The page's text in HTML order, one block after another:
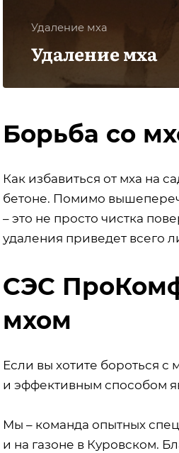
Удаление мха
Удаление мха
Борьба со
Как избавиться от мха на
бетоне. Помимо
– это не просто чистка
удаления приведет всего
СЭС
мхом
Если вы хотите бороться
и эффективным способом
Мы – команда опытных
и на газоне в Куровском.